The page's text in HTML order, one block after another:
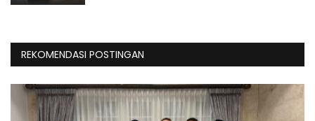
REKOMENDASI POSTINGAN